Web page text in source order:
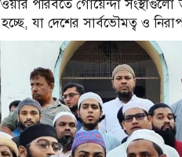
পরিবর্তে গোয়েন্দা
হচ্ছে, যা দেশের সার্বভৌমত্ব ও